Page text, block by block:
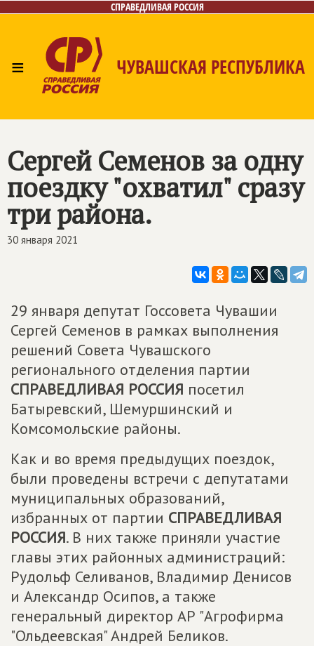
СПРАВЕДЛИВАЯ РОССИЯ
≡ ЧУВАШСКАЯ РЕСПУБЛИКА
Сергей Семенов за одну
поездку "охватил" сразу
три района.
30 января 2021
29 января депутат Госсовета Чувашии
Сергей Семенов в рамках выполнения
решений Совета Чувашского
регионального отделения партии
СПРАВЕДЛИВАЯ РОССИЯ посетил
Батыревский, Шемуршинский и
Комсомольские районы.
Как и во время предыдущих поездок,
были проведены встречи с депутатами
муниципальных образований,
избранных от партии СПРАВЕДЛИВАЯ
РОССИЯ. В них также приняли участие
главы этих районных администраций:
Рудольф Селиванов, Владимир Денисов
и Александр Осипов, а также
генеральный директор АР "Агрофирма
"Ольдеевская" Андрей Беликов.